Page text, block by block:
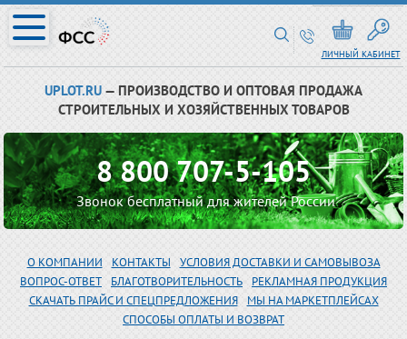
ЛИЧНЫЙ КАБИНЕТ
UPLOT.RU — ПРОИЗВОДСТВО И ОПТОВАЯ ПРОДАЖА
СТРОИТЕЛЬНЫХ И ХОЗЯЙСТВЕННЫХ ТОВАРОВ
8 800 707-5-105
Звонок бесплатный для жителей России
О КОМПАНИИ КОНТАКТЫ
УСЛОВИЯ ДОСТАВКИ И САМОВЫВОЗА
ВОПРОС-ОТВЕТ
БЛАГОТВОРИТЕЛЬНОСТЬ
РЕКЛАМНАЯ ПРОДУКЦИЯ
СКАЧАТЬ ПРАЙС И СПЕЦПРЕДЛОЖЕНИЯ
МЫ НА МАРКЕТПЛЕЙСАХ
СПОСОБЫ ОПЛАТЫ И ВОЗВРАТ